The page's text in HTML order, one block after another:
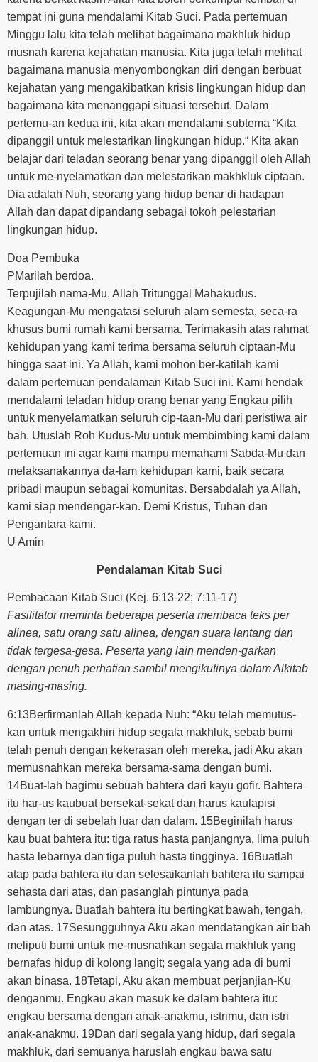
tempat ini guna mendalami Kitab Suci. Pada pertemuan
Minggu lalu kita telah melihat bagaimana makhluk hidup
musnah karena kejahatan manusia. Kita juga telah melihat
bagaimana manusia menyombongkan diri dengan berbuat
kejahatan yang mengakibatkan krisis lingkungan hidup dan
bagaimana kita menanggapi situasi tersebut. Dalam
pertemu-an kedua ini, kita akan mendalami subtema “Kita
dipanggil untuk melestarikan lingkungan hidup.“ Kita akan
belajar dari teladan seorang benar yang dipanggil oleh Allah
untuk me-nyelamatkan dan melestarikan makhkluk ciptaan.
Dia adalah Nuh, seorang yang hidup benar di hadapan
Allah dan dapat dipandang sebagai tokoh pelestarian
lingkungan hidup.
Doa Pembuka
PMarilah berdoa.
Terpujilah nama-Mu, Allah Tritunggal Mahakudus.
Keagungan-Mu mengatasi seluruh alam semesta, seca-ra
khusus bumi rumah kami bersama. Terimakasih atas rahmat
kehidupan yang kami terima bersama seluruh ciptaan-Mu
hingga saat ini. Ya Allah, kami mohon ber-katilah kami
dalam pertemuan pendalaman Kitab Suci ini. Kami hendak
mendalami teladan hidup orang benar yang Engkau pilih
untuk menyelamatkan seluruh cip-taan-Mu dari peristiwa air
bah. Utuslah Roh Kudus-Mu untuk membimbing kami dalam
pertemuan ini agar kami mampu memahami Sabda-Mu dan
melaksanakannya da-lam kehidupan kami, baik secara
pribadi maupun sebagai komunitas. Bersabdalah ya Allah,
kami siap mendengar-kan. Demi Kristus, Tuhan dan
Pengantara kami.
U Amin
Pendalaman Kitab Suci
Pembacaan Kitab Suci (Kej. 6:13-22; 7:11-17)
Fasilitator meminta beberapa peserta membaca teks per
alinea, satu orang satu alinea, dengan suara lantang dan
tidak tergesa-gesa. Peserta yang lain menden-garkan
dengan penuh perhatian sambil mengikutinya dalam Alkitab
masing-masing.
6:13Berfirmanlah Allah kepada Nuh: “Aku telah memutus-
kan untuk mengakhiri hidup segala makhluk, sebab bumi
telah penuh dengan kekerasan oleh mereka, jadi Aku akan
memusnahkan mereka bersama-sama dengan bumi.
14Buat-lah bagimu sebuah bahtera dari kayu gofir. Bahtera
itu har-us kaubuat bersekat-sekat dan harus kaulapisi
dengan ter di sebelah luar dan dalam. 15Beginilah harus
kau buat bahtera itu: tiga ratus hasta panjangnya, lima puluh
hasta lebarnya dan tiga puluh hasta tingginya. 16Buatlah
atap pada bahtera itu dan selesaikanlah bahtera itu sampai
sehasta dari atas, dan pasanglah pintunya pada
lambungnya. Buatlah bahtera itu bertingkat bawah, tengah,
dan atas. 17Sesungguhnya Aku akan mendatangkan air bah
meliputi bumi untuk me-musnahkan segala makhluk yang
bernafas hidup di kolong langit; segala yang ada di bumi
akan binasa. 18Tetapi, Aku akan membuat perjanjian-Ku
denganmu. Engkau akan masuk ke dalam bahtera itu:
engkau bersama dengan anak-anakmu, istrimu, dan istri
anak-anakmu. 19Dan dari segala yang hidup, dari segala
makhluk, dari semuanya haruslah engkau bawa satu